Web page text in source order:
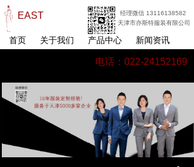
EAST
经理微信 13116138582
天津市亦斯特服装有限公司
首页 关于我们 产品中心 新闻资讯
电话：022-24152169